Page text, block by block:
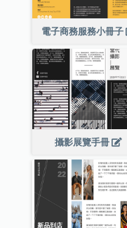
電子商務服務小冊子
攝影展覽手冊